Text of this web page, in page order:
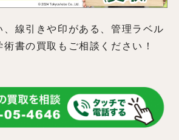
、線引きや印がある、管理ラベル
書の買取もご相談ください！